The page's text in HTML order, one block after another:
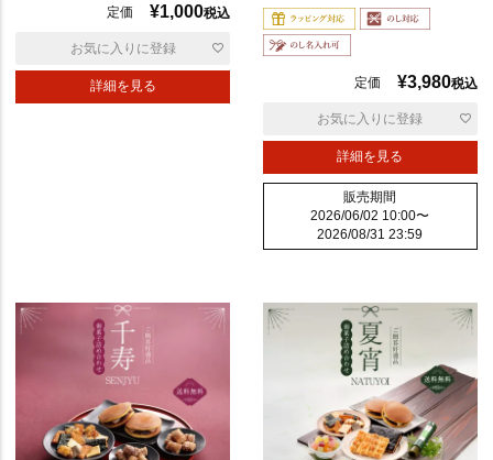
定価
¥1,000税込
詳細を見る
お気に入りに登録
定価 ¥3,980税込
詳細を見る
お気に入りに登録
販売期間
2026/06/02 10:00〜
2026/08/31 23:59